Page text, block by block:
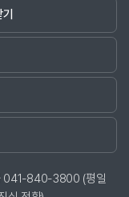
041-840-3800 (평일